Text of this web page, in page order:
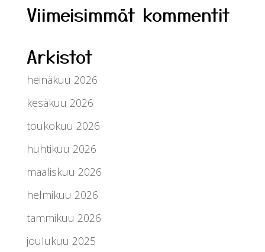
Viimeisimmät kommentit
Arkistot
heinäkuu 2026
kesäkuu 2026
toukokuu 2026
huhtikuu 2026
maaliskuu 2026
helmikuu 2026
tammikuu 2026
joulukuu 2025